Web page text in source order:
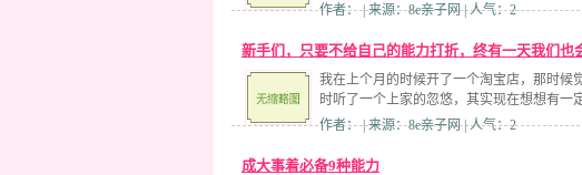
作者： | 来源：8e亲子网 | 人气：2
新手们，只要不给自己的能力打折，终有一天我们也
我在上个月的时候开了一个淘宝店，那时候
时听了一个上家的忽悠，其实现在想想有一
作者： | 来源：8e亲子网 | 人气：2
成大事着必备9种能力